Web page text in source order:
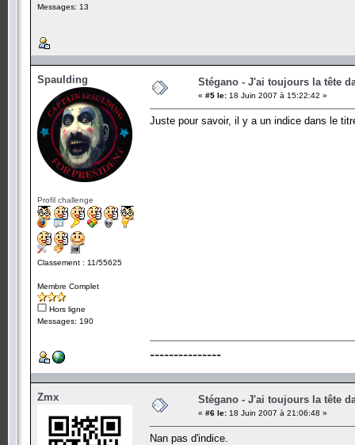
Messages: 13
Spaulding
Profil challenge
Classement : 11/55625
Membre Complet
Hors ligne
Messages: 190
Stégano - J'ai toujours la tête
« #5 le: 18 Juin 2007 à 15:22:42 »
Juste pour savoir, il y a un indice dans le
---------------
Zmx Stégano - J'ai toujours la tête
« #6 le: 18 Juin 2007 à 21:06:48 »
Nan pas d'indice.